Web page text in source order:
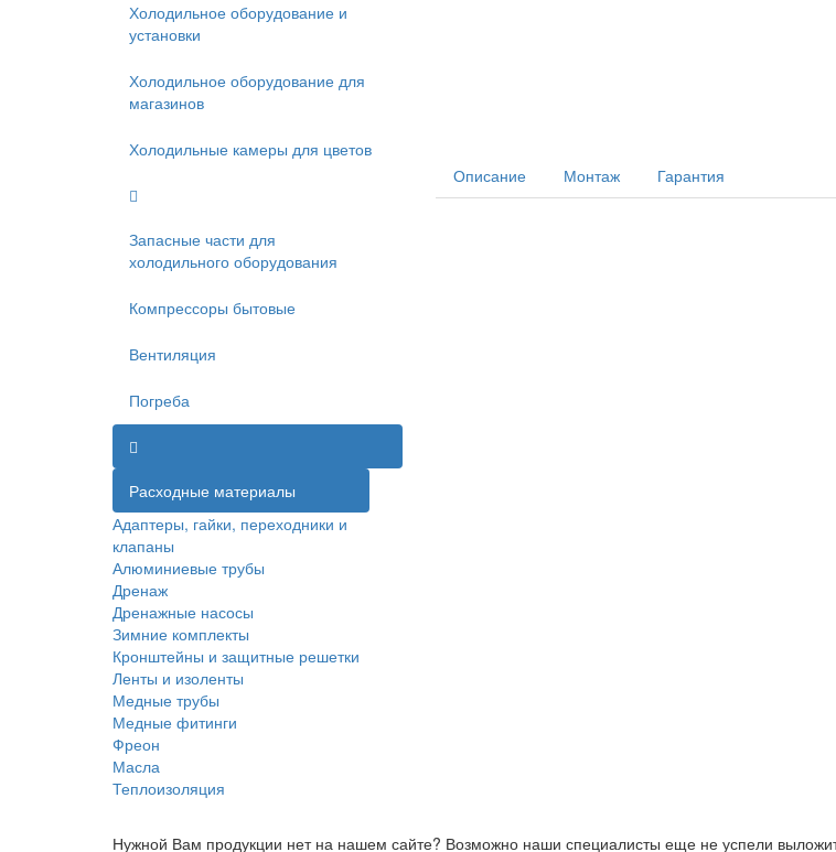
Холодильное оборудование и
установки
Холодильное оборудование для
магазинов
Холодильные камеры для цветов
Запасные части для
холодильного оборудования
Компрессоры бытовые
Вентиляция
Погреба
Расходные материалы
Адаптеры, гайки, переходники и
клапаны
Алюминиевые трубы
Дренаж
Дренажные насосы
Зимние комплекты
Кронштейны и защитные решетки
Ленты и изоленты
Медные трубы
Медные фитинги
Фреон
Масла
Теплоизоляция
Описание
Монтаж Гарантия
Нужной Вам продукции нет на нашем сайте? Возможно наши специалисты еще не успели